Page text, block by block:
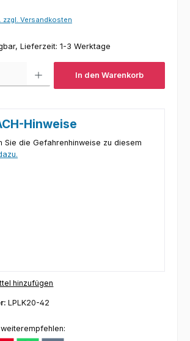
zzgl. Versandkosten
Lieferzeit: 1-3 Werktage
In den Warenkorb
Hinweise
Sie die Gefahrenhinweise zu diesem
hinzufügen
LPLK20-42